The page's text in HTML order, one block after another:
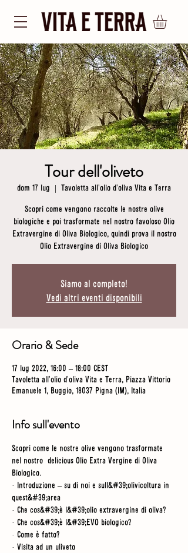
Tour dell'oliveto
dom 17 lug
  |
Tavoletta all'olio d'oliva Vita e Terra
Scopri come vengono raccolte le nostre olive
biologiche e poi trasformate nel nostro favoloso Olio
Extravergine di Oliva Biologico, quindi prova il nostro
Olio Extravergine di Oliva Biologico
Siamo al completo!
Vedi altri eventi disponibili
Orario & Sede
17 lug 2022, 16:00 – 18:00 CEST
Tavoletta all'olio d'oliva Vita e Terra, Piazza Vittorio
Emanuele 1, Buggio, 18037 Pigna (IM), Italia
Info sull'evento
Scopri come le nostre olive vengono trasformate
nel nostro  delicious Olio Extra Vergine di Oliva
Biologico.
· Introduzione – su di noi e sull&#39;olivicoltura in
quest&#39;area
· Che cos&#39;è l&#39;olio extravergine di oliva?
· Che cos&#39;è l&#39;EVO biologico?
· Come è fatto?
· Visita ad un uliveto